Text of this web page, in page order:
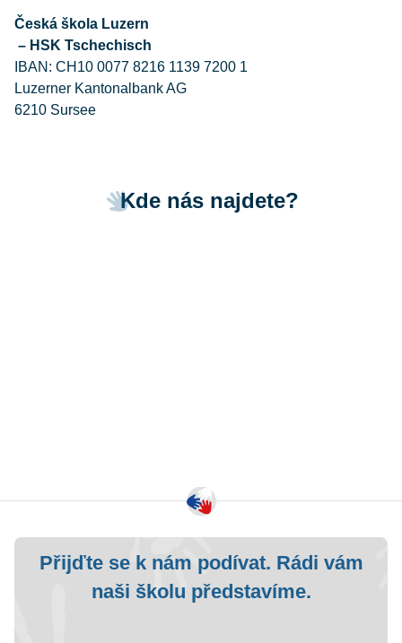
Česká škola Luzern
– HSK Tschechisch
IBAN: CH10 0077 8216 1139 7200 1
Luzerner Kantonalbank AG
6210 Sursee
Kde nás najdete?
Přijďte se k nám podívat. Rádi vám
naši školu představíme.